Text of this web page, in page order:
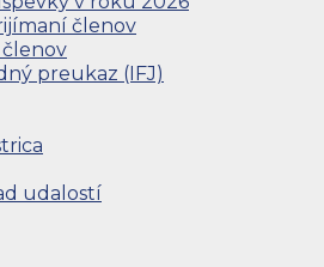
členov
preukaz (IFJ)
udalostí